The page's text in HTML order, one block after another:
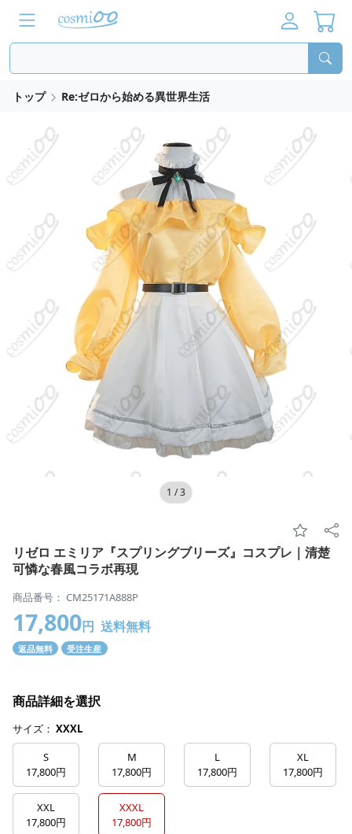
トップ Re:ゼロから始める異世界生活
1 /3
リゼロ エミリア『スプリングブリーズ』コスプレ｜清楚
可憐な春風コラボ再現
商品番号： CM25171A888P
17,800円 送料無料
返品無料 受注生産
商品詳細を選択
サイズ： XXXL
S
17,800円
M
17,800円
L
17,800円
XL
17,800円
XXL
17,800円
XXXL
17,800円